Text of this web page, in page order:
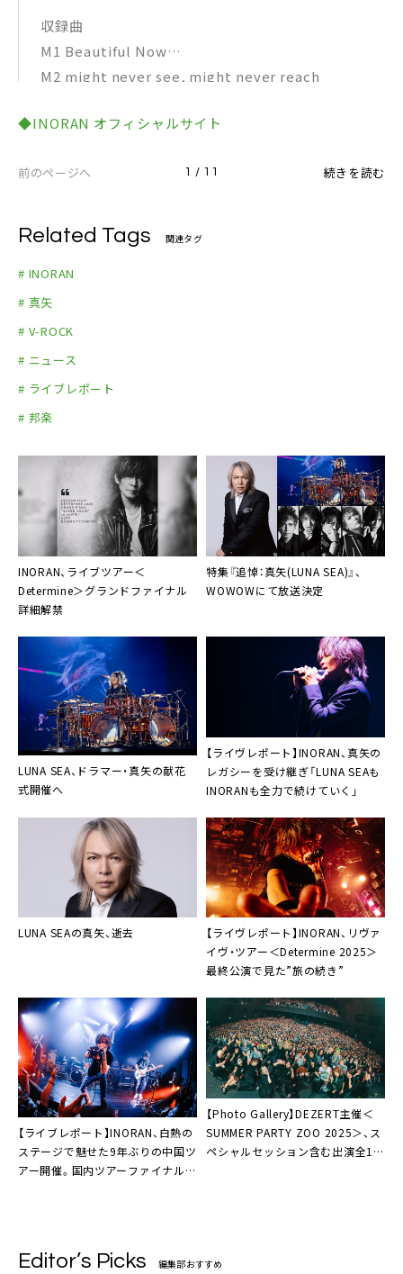
M14.ピンク スパイダー
M15.Nasty
M16.grace and glory
M18.All We Are
収録曲
M1 Beautiful Now
M2 might never see, might never reach
M4 2Lime s featuring MINHYUK,PENIEL and ILH
M5 Fading Memory
M7 Something about you
M9 ピンク スパイダー
M10 All We Are
◆INORAN オフィシャルサイト
前のページへ 1 / 11 続きを読む
Related Tags 関連タグ
# INORAN
# 真矢
# V-ROCK
# ニュース
# ライブレポート
# 邦楽
INORAN、ライブツアー＜
Determine＞グランドファイナル
詳細解禁
特集『追悼：真矢(LUNA SEA)』、
WOWOWにて放送決定
LUNA SEA、ドラマー・真矢の献花
式開催へ
【ライヴレポート】INORAN、真矢の
レガシーを受け継ぎ「LUNA SEAも
INORANも全力で続けていく」
LUNA SEAの真矢、逝去
【ライヴレポート】INORAN、リヴァ
イヴ・ツアー＜Determine 2025＞
最終公演で見た”旅の続き”
【ライブレポート】INORAN、白熱の
ステージで魅せた9年ぶりの中国ツ
アー開催。国内ツアーファイナル
【Photo Gallery】DEZERT主催＜
SUMMER PARTY ZOO 2025＞、ス
ペシャルセッション含む出演全13
Editor’s Picks 編集部おすすめ